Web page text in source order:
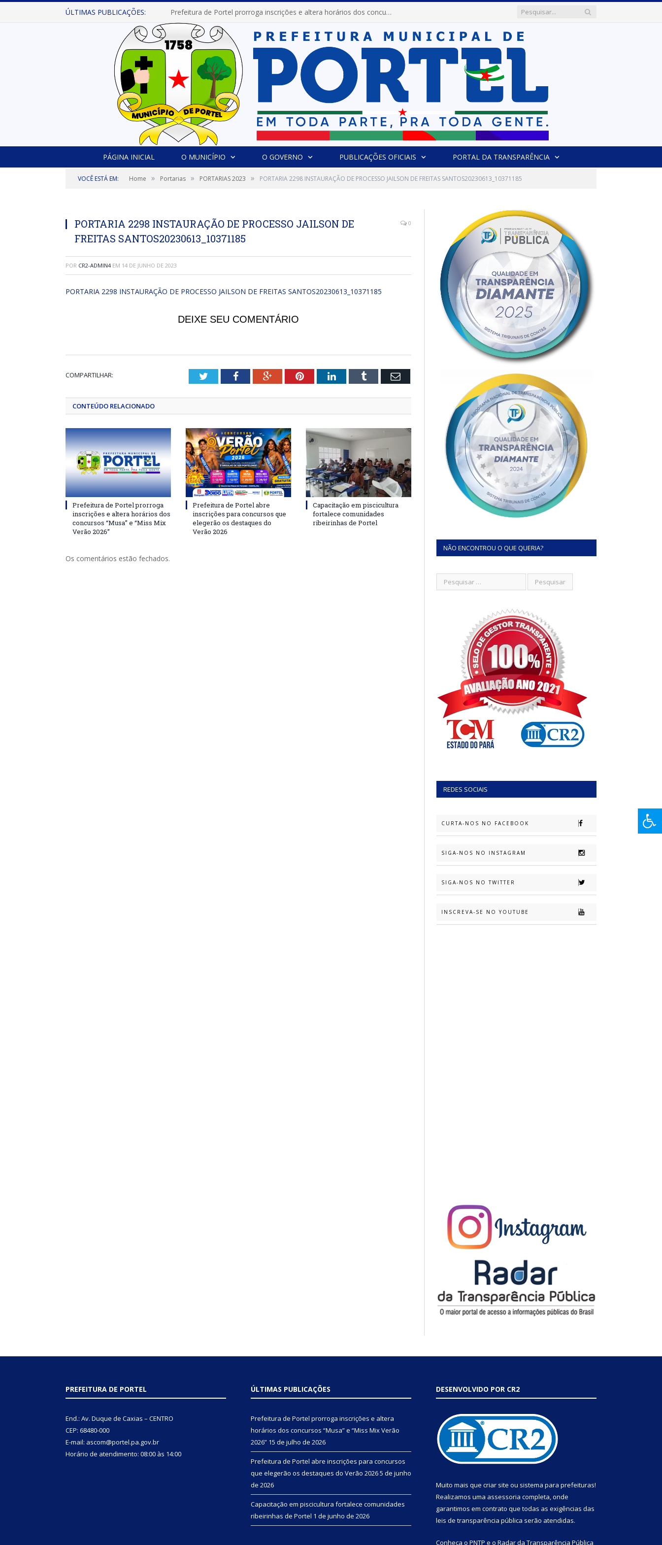
ÚLTIMAS PUBLICAÇÕES: Prefeitura de Portel prorroga inscrições e altera horários dos concursos “Musa” e “Miss Mix Verão 2026”
PÁGINA INICIAL O MUNICÍPIO O GOVERNO PUBLICAÇÕES OFICIAIS PORTAL DA TRANSPARÊNCIA
VOCÊ ESTÁ EM: Home » Portarias » PORTARIAS 2023 » PORTARIA 2298 INSTAURAÇÃO DE PROCESSO JAILSON DE FREITAS SANTOS20230613_10371185
PORTARIA 2298 INSTAURAÇÃO DE PROCESSO JAILSON DE
FREITAS SANTOS20230613_10371185
0
POR CR2-ADMIN4 EM 14 DE JUNHO DE 2023
PORTARIA 2298 INSTAURAÇÃO DE PROCESSO JAILSON DE FREITAS SANTOS20230613_10371185
DEIXE SEU COMENTÁRIO
COMPARTILHAR: TwitterFacebookGoogle+PinterestLinkedInTumblr Email
CONTEÚDO RELACIONADO
Prefeitura de Portel prorroga
inscrições e altera horários dos
concursos “Musa” e “Miss Mix
Verão 2026”
Prefeitura de Portel abre
inscrições para concursos que
elegerão os destaques do
Verão 2026
Capacitação em piscicultura
fortalece comunidades
ribeirinhas de Portel
Os comentários estão fechados.
NÃO ENCONTROU O QUE QUERIA?
REDES SOCIAIS
CURTA-NOS NO FACEBOOK
SIGA-NOS NO INSTAGRAM
SIGA-NOS NO TWITTER
INSCREVA-SE NO YOUTUBE
PREFEITURA DE PORTEL
End.: Av. Duque de Caxias – CENTRO
CEP: 68480-000
E-mail: ascom@portel.pa.gov.br
Horário de atendimento: 08:00 às 14:00
ÚLTIMAS PUBLICAÇÕES
Prefeitura de Portel prorroga inscrições e altera
horários dos concursos “Musa” e “Miss Mix Verão
2026” 15 de julho de 2026
Prefeitura de Portel abre inscrições para concursos
que elegerão os destaques do Verão 20265 de junho
de 2026
Capacitação em piscicultura fortalece comunidades
ribeirinhas de Portel 1 de junho de 2026
DESENVOLVIDO POR CR2
Muito mais que criar site ou sistema para prefeituras!
Realizamos uma assessoria completa, onde
garantimos em contrato que todas as exigências das
leis de transparência pública serão atendidas.
Conheça o PNTP e o Radar da Transparência Pública